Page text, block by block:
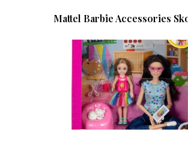
Mattel Barbie Accessories